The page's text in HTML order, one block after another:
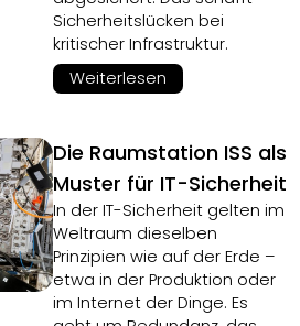
Sicherheitslücken bei
kritischer Infrastruktur.
Weiterlesen
Die Raumstation ISS als
Muster für IT-Sicherheit
In der IT-Sicherheit gelten im
Weltraum dieselben
Prinzipien wie auf der Erde –
etwa in der Produktion oder
im Internet der Dinge. Es